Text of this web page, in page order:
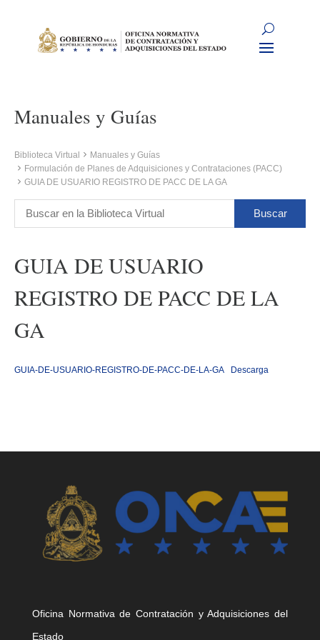
Manuales y Guías
Biblioteca Virtual
Manuales y Guías
Formulación de Planes de Adquisiciones y Contrataciones (PACC)
GUIA DE USUARIO REGISTRO DE PACC DE LA GA
GUIA DE USUARIO
REGISTRO DE PACC DE LA
GA
GUIA-DE-USUARIO-REGISTRO-DE-PACC-DE-LA-GA Descarga
Oficina Normativa de Contratación y Adquisiciones del
Estado